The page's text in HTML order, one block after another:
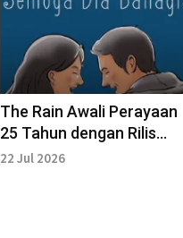
The Rain Awali Perayaan
25 Tahun dengan Rilis
Single Baru
22 Jul 2026